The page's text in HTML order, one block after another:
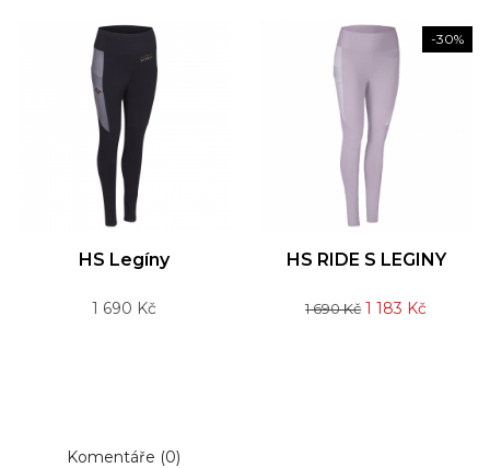
HS Legíny
Cena
1 690 Kč
HS RIDE S LEGINY
Běžná
1 690 Kč
-30%
Cena
1 183 Kč
Komentáře (0)